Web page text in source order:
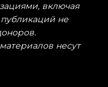
включая
не
несут